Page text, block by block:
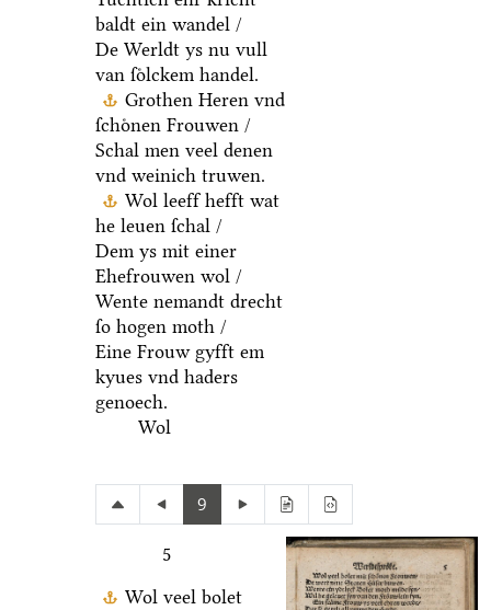
baldt ein wandel /
De Werldt ys nu vull
van ſoͤlckem handel.
Grothen Heren vnd
ſchoͤnen Frouwen /
Schal men veel denen
vnd weinich truwen.
Wol leeff hefft wat
he leuen ſchal /
Dem ys mit einer
Ehefrouwen wol /
Wente nemandt drecht
ſo hogen moth /
Eine Frouw gyfft em
kyues vnd haders
genoech.
Wol
9
5
Wol veel bolet